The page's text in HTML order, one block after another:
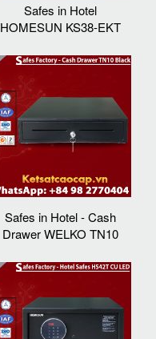
Safes in Hotel
HOMESUN KS38-EKT
Safes in Hotel - Cash
Drawer WELKO TN10